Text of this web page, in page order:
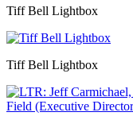
Tiff Bell Lightbox
Tiff Bell Lightbox